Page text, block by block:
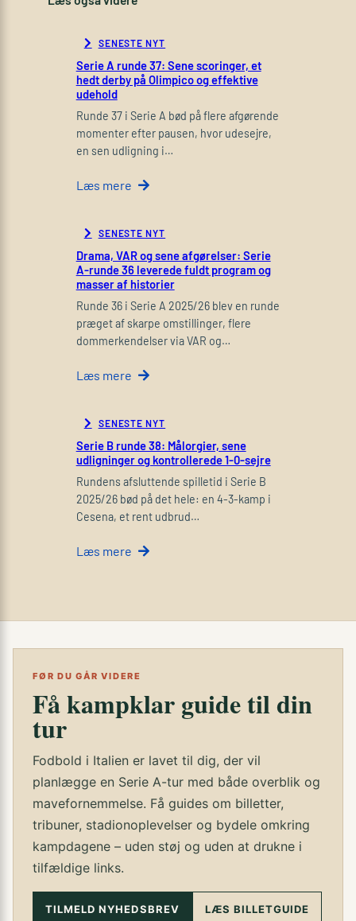
SENESTE NYT
Serie A runde 37: Sene scoringer, et
hedt derby på Olimpico og effektive
udehold
Runde 37 i Serie A bød på flere afgørende
momenter efter pausen, hvor udesejre,
en sen udligning i…
Læs mere
SENESTE NYT
Drama, VAR og sene afgørelser: Serie
A-runde 36 leverede fuldt program og
masser af historier
Runde 36 i Serie A 2025/26 blev en runde
præget af skarpe omstillinger, flere
dommerkendelser via VAR og…
Læs mere
SENESTE NYT
Serie B runde 38: Målorgier, sene
udligninger og kontrollerede 1-0-sejre
Rundens afsluttende spilletid i Serie B
2025/26 bød på det hele: en 4-3-kamp i
Cesena, et rent udbrud…
Læs mere
FØR DU GÅR VIDERE
Få kampklar guide til din
tur
Fodbold i Italien er lavet til dig, der vil
planlægge en Serie A-tur med både overblik og
mavefornemmelse. Få guides om billetter,
tribuner, stadionoplevelser og bydele omkring
kampdagene – uden støj og uden at drukne i
tilfældige links.
TILMELD NYHEDSBREV LÆS BILLETGUIDE